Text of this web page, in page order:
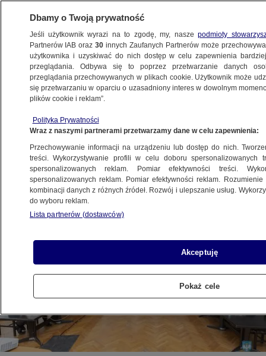
RZESZÓW
radny może rozmawiać z drugim?
10.05.2024, 14:56Aktualizacja:14.05.2024, 16:02
Udostępnij
Dbamy o Twoją prywatność
Jeśli użytkownik wyrazi na to zgodę, my, naszepodmioty
Partnerów IAB oraz30 innych Zaufanych Partnerów może
użytkownika i uzyskiwać do nich dostęp w celu zapewnienia
przeglądania. Odbywa się to poprzez przetwarzanie danych
przeglądania przechowywanych w plikach cookie. Użytkownik może
się przetwarzaniu w oparciu o uzasadniony interes w dowolnym
plików cookie i reklam”.
Polityka Prywatności
Wraz z naszymi partnerami przetwarzamy dane w celu zapewnienia:
Przechowywanie informacji na urządzeniu lub dostęp do nich.
treści. Wykorzystywanie profili w celu doboru spersonalizowanych
spersonalizowanych reklam. Pomiar efektywności treści.
spersonalizowanych reklam. Pomiar efektywności reklam.
kombinacji danych z różnych źródeł. Rozwój i ulepszanie usług.
do wyboru reklam.
Lista partnerów (dostawców)
Akceptuję
Pokaż cele